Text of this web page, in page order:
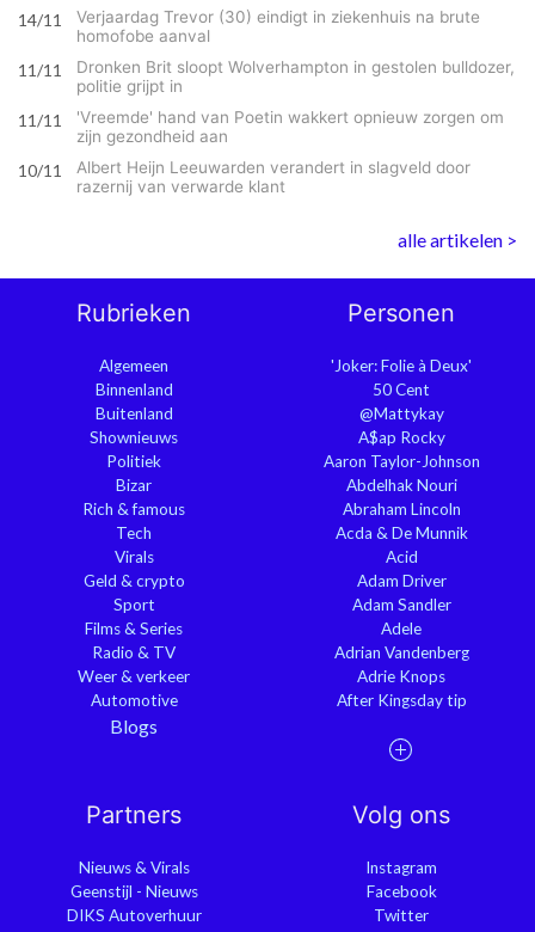
14/11
Verjaardag Trevor (30) eindigt in ziekenhuis na brute
homofobe aanval
11/11
Dronken Brit sloopt Wolverhampton in gestolen bulldozer,
politie grijpt in
11/11
'Vreemde' hand van Poetin wakkert opnieuw zorgen om
zijn gezondheid aan
10/11
Albert Heijn Leeuwarden verandert in slagveld door
razernij van verwarde klant
alle artikelen >
Rubrieken
Algemeen
Binnenland
Buitenland
Shownieuws
Politiek
Bizar
Rich & famous
Tech
Virals
Geld & crypto
Sport
Films & Series
Radio & TV
Weer & verkeer
Automotive
Blogs
Personen
'Joker: Folie à Deux'
50 Cent
@Mattykay
A$ap Rocky
Aaron Taylor-Johnson
Abdelhak Nouri
Abraham Lincoln
Acda & De Munnik
Acid
Adam Driver
Adam Sandler
Adele
Adrian Vandenberg
Adrie Knops
After Kingsday tip
Partners
Nieuws & Virals
Geenstijl - Nieuws
DIKS Autoverhuur
Volg ons
Instagram
Facebook
Twitter